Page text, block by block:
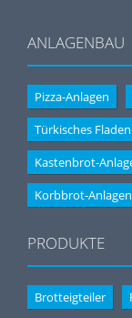
ANLAGENBAU
Pizza-Anlagen
Türkisches
Kastenbrot-
Korbbrot-Anlagen
PRODUKTE
Brotteigteiler